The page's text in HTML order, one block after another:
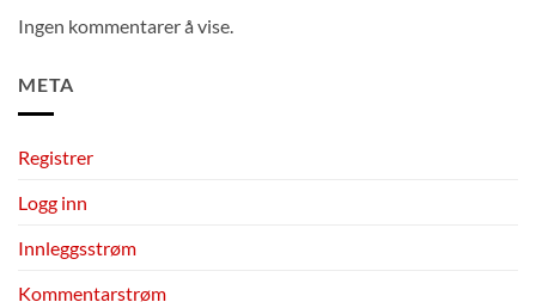
Ingen kommentarer å vise.
META
Registrer
Logg inn
Innleggsstrøm
Kommentarstrøm